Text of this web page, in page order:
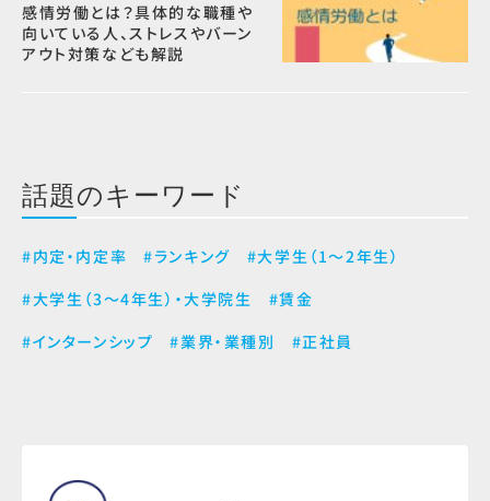
感情労働とは？具体的な職種や
向いている人、ストレスやバーン
アウト対策なども解説
話題のキーワード
#内定・内定率 #ランキング
#大学生（1～2年生）
#大学生（3～4年生）・大学院生
#賃金
#インターンシップ
#業界・業種別 #正社員